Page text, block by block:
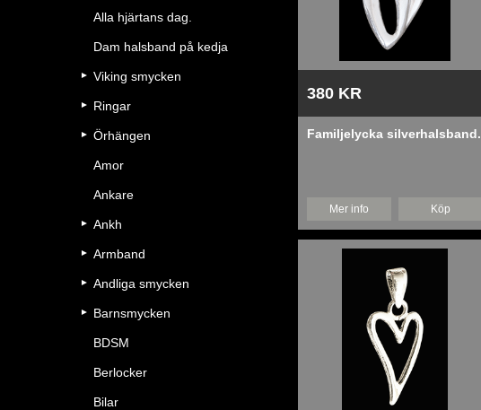
Alla hjärtans dag.
Dam halsband på kedja
Viking smycken
Ringar
Örhängen
Amor
Ankare
Ankh
Armband
Andliga smycken
Barnsmycken
BDSM
Berlocker
Bilar
380 KR
Familjelycka silverhalsband.
Mer info Köp